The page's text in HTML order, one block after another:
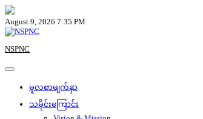
Skip
to
content
August 9, 2026 7:35 PM
NSPNC
မူလစာမျက်နှာ
သမိုင်းကြောင်း